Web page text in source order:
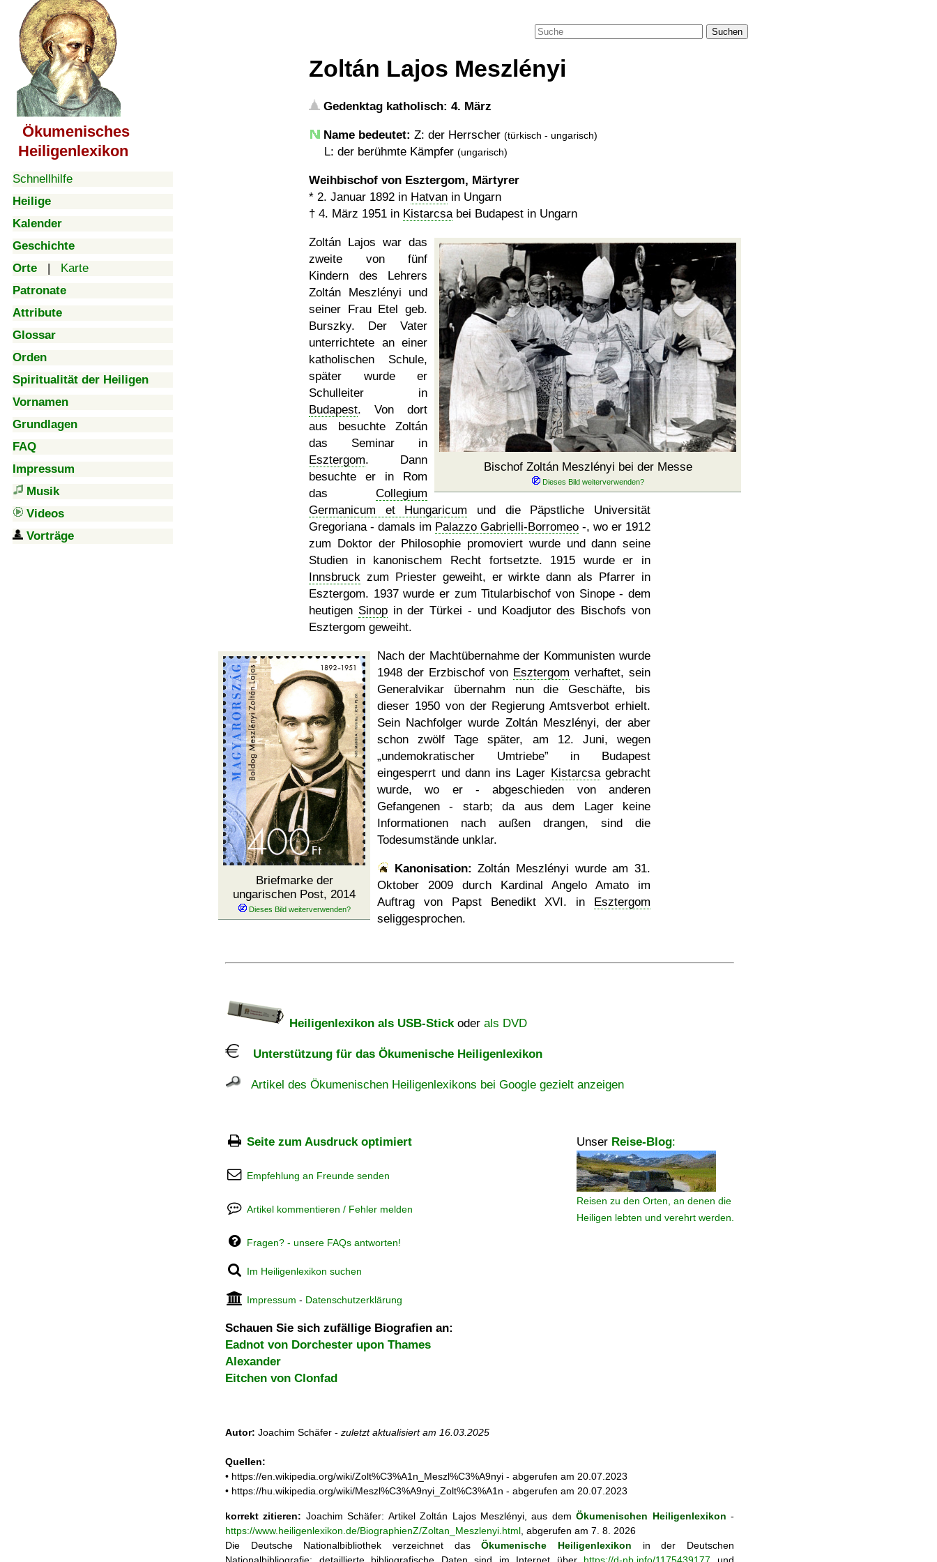
Ökumenisches
Heiligenlexikon
Schnellhilfe
Heilige
Kalender
Geschichte
Orte | Karte
Patronate
Attribute
Glossar
Orden
Spiritualität der Heiligen
Vornamen
Grundlagen
FAQ
Impressum
Musik
Videos
Vorträge
Suchen
Zoltán Lajos Meszlényi
Gedenktag katholisch: 4. März
Name bedeutet: Z: der Herrscher (türkisch - ungarisch)
L: der berühmte Kämpfer (ungarisch)
Weihbischof von Esztergom, Märtyrer
* 2. Januar 1892 in Hatvan in Ungarn
† 4. März 1951 in Kistarcsabei Budapest in Ungarn
Bischof Zoltán Meszlényi bei der Messe
Zoltán Lajos war das
zweite von fünf
Kindern des Lehrers
Zoltán Meszlényi und
seiner Frau Etel geb.
Burszky. Der Vater
unterrichtete an einer
katholischen Schule,
später wurde er
Schulleiter in
Budapest. Von dort
aus besuchte Zoltán
das Seminar in
Esztergom. Dann
besuchte er in Rom
das Collegium
Germanicum et Hungaricum und die Päpstliche Universität
Gregoriana - damals im Palazzo Gabrielli-Borromeo -, wo er 1912
zum Doktor der Philosophie promoviert wurde und dann seine
Studien in kanonischem Recht fortsetzte. 1915 wurde er in
Innsbruck zum Priester geweiht, er wirkte dann als Pfarrer in
Esztergom. 1937 wurde er zum Titularbischof von Sinope - dem
heutigen Sinopin der Türkei - und Koadjutor des Bischofs von
Esztergom geweiht.
Briefmarke der
ungarischen Post, 2014
Nach der Machtübernahme der Kommunisten wurde
1948 der Erzbischof von Esztergom verhaftet, sein
Generalvikar übernahm nun die Geschäfte, bis
dieser 1950 von der Regierung Amtsverbot erhielt.
Sein Nachfolger wurde Zoltán Meszlényi, der aber
schon zwölf Tage später, am 12. Juni, wegen
undemokratischer Umtriebe
in Budapest
eingesperrt und dann ins Lager Kistarcsagebracht
wurde, wo er - abgeschieden von anderen
Gefangenen - starb; da aus dem Lager keine
Informationen nach außen drangen, sind die
Todesumstände unklar.
Kanonisation: Zoltán Meszlényi wurde am31.
Oktober 2009 durch Kardinal Angelo Amato im
Auftrag von Papst Benedikt XVI. in Esztergom
seliggesprochen.
Heiligenlexikon als USB-Stickoder als DVD
Unterstützung für das Ökumenische Heiligenlexikon
Artikel des Ökumenischen Heiligenlexikons bei Google gezielt anzeigen
Seite zum Ausdruck optimiert Unser Reise-Blog:
Reisen zu den Orten, an denen die
Heiligen lebten und verehrt werden.
Empfehlung an Freunde senden
Artikel kommentieren / Fehler melden
Fragen? - unsere FAQs antworten!
Im Heiligenlexikon suchen
Impressum - Datenschutzerklärung
Schauen Sie sich zufällige Biografien an:
Eadnot von Dorchester upon Thames
Alexander
Eitchen von Clonfad
Autor: Joachim Schäfer - zuletzt aktualisiert am 16.03.2025
Quellen:
• https://en.wikipedia.org/wiki/Zolt%C3%A1n_Meszl%C3%A9nyi - abgerufen am 20.07.2023
• https://hu.wikipedia.org/wiki/Meszl%C3%A9nyi_Zolt%C3%A1n - abgerufen am 20.07.2023
korrekt zitieren: Joachim Schäfer: ArtikelZoltán Lajos Meszlényi, aus demÖkumenischen Heiligenlexikon -
https://www.heiligenlexikon.de/BiographienZ/Zoltan_Meszlenyi.html , abgerufen am 7. 8. 2026
Die Deutsche Nationalbibliothek verzeichnet dasÖkumenische Heiligenlexikon in der Deutschen